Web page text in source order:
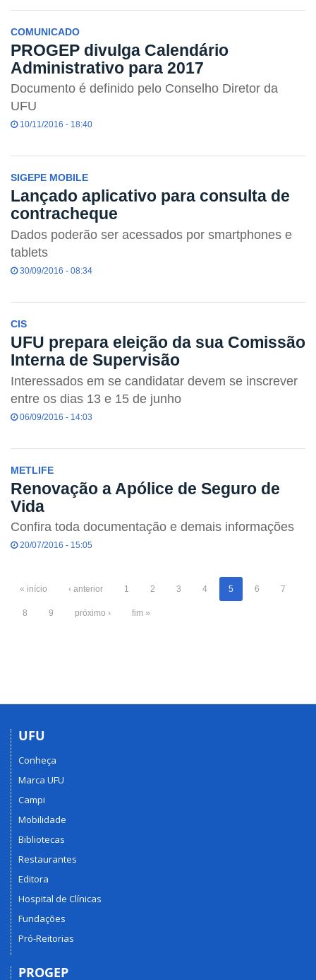
COMUNICADO
PROGEP divulga Calendário
Administrativo para 2017
Documento é definido pelo Conselho Diretor da
UFU
10/11/2016 - 18:40
SIGEPE MOBILE
Lançado aplicativo para consulta de
contracheque
Dados poderão ser acessados por smartphones e
tablets
30/09/2016 - 08:34
CIS
UFU prepara eleição da sua Comissão
Interna de Supervisão
Interessados em se candidatar devem se inscrever
entre os dias 13 e 15 de junho
06/09/2016 - 14:03
METLIFE
Renovação a Apólice de Seguro de
Vida
Confira toda documentação e demais informações
20/07/2016 - 15:05
« início ‹ anterior 1 2 3 4 5 6 7
8 9 próximo › fim »
UFU
Conheça
Marca UFU
Campi
Mobilidade
Bibliotecas
Restaurantes
Editora
Hospital de Clínicas
Fundações
Pró-Reitorias
PROGEP